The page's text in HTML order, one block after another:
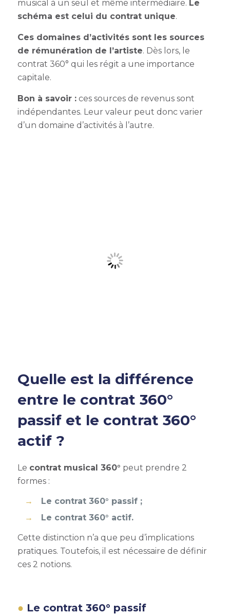
musical à un seul et même intermédiaire. Le
schéma est celui du contrat unique.
Ces domaines d’activités sont les sources
de rémunération de l’artiste. Dès lors, le
contrat 360° qui les régit a une importance
capitale.
Bon à savoir:ces sources de revenus sont
indépendantes. Leur valeur peut donc varier
d’un domaine d’activités à l’autre.
Quelle est la différence
entre le contrat 360°
passif et le contrat 360°
actif ?
Le contrat musical 360° peut prendre 2
formes :
Le contrat 360° passif ;
Le contrat 360° actif.
Cette distinction n’a que peu d’implications
pratiques. Toutefois, il est nécessaire de définir
ces 2 notions.
Le contrat 360° passif